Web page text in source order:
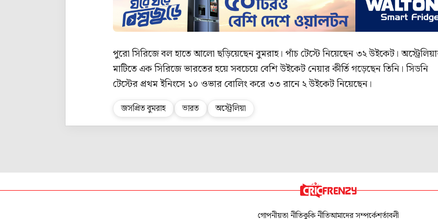
পুরো সিরিজে বল হাতে আলো ছড়িয়েছেন বুমরাহ। পাঁচ টেস্টে নিয়েছেন ৩২ উইকেট।
মাটিতে এক সিরিজে ভারতের হয়ে সবচেয়ে বেশি উইকেট নেয়ার কীর্তি গড়েছেন তিনি। সিডনি
টেস্টের প্রথম ইনিংসে ১০ ওভার বোলিং করে ৩৩ রানে ২ উইকেট নিয়েছেন।
জসপ্রিত বুমরাহ ভারত অস্ট্রেলিয়া
গোপনীয়তা নীতিকুকি নীতিআমাদের সম্পর্কেশর্তাবলী